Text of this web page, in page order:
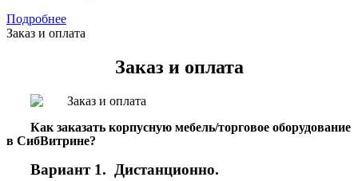
Подробнее
Заказ и оплата
Заказ и оплата
Как заказать корпусную мебель/торговое оборудование
в СибВитрине?
Вариант 1. Дистанционно.